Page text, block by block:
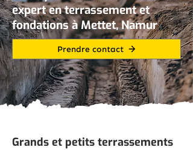
expert en terrassement et
fondations à Mettet, Namur
Prendre contact
Grands et petits terrassements